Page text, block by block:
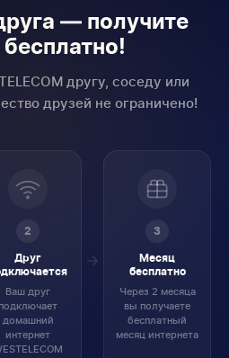
— получите
другу, соседу или
друзей не ограничено!
2
Друг
Ваш друг
подключает
домашний
интернет
3
Месяц
бесплатно
Через 2 месяца
вы получаете
бесплатный
месяц интернета